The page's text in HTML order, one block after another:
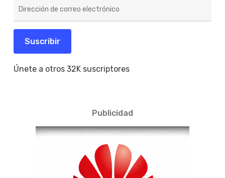
de
electrónico
Suscribir
Únete a otros 32K suscriptores
Publicidad